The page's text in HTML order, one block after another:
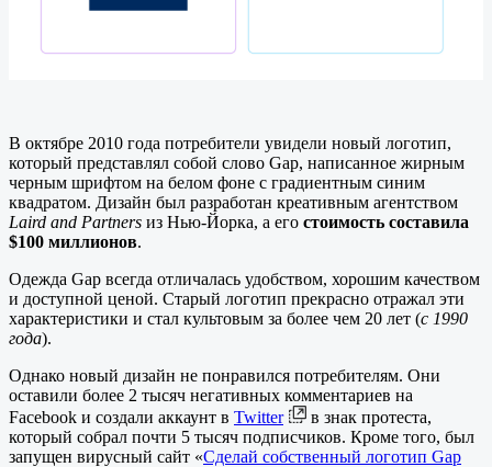
В октябре 2010 года потребители увидели новый логотип,
который представлял собой слово Gap, написанное жирным
черным шрифтом на белом фоне с градиентным синим
квадратом. Дизайн был разработан креативным агентством
Laird and Partners из Нью-Йорка, а его стоимость составила
$100 миллионов.
Одежда Gap всегда отличалась удобством, хорошим качеством
и доступной ценой. Старый логотип прекрасно отражал эти
характеристики и стал культовым за более чем 20 лет (с 1990
года).
Однако новый дизайн не понравился потребителям. Они
оставили более 2 тысяч негативных комментариев на
Facebook и создали аккаунт в Twitter
в знак протеста,
который собрал почти 5 тысяч подписчиков. Кроме того, был
запущен вирусный сайт «Сделай собственный логотип Gap